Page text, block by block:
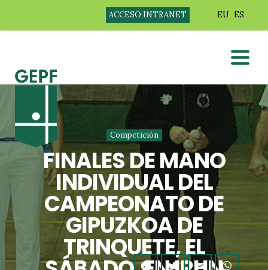
ACCESO INTRANET EU ES
Competición
FINALES DE MANO
INDIVIDUAL DEL
CAMPEONATO DE
GIPUZKOA DE
TRINQUETE, EL